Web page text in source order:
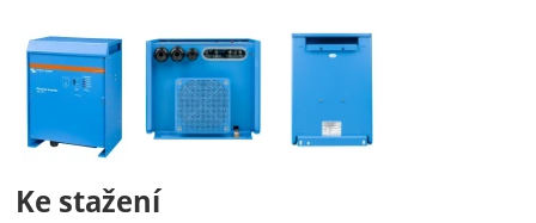
Fotografie
Ke stažení